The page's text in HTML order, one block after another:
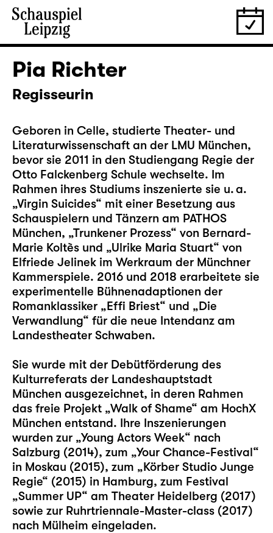
Pia Richter
Regisseurin
Geboren in Celle, studierte Theater- und
Literaturwissenschaft an der LMU München,
bevor sie 2011 in den Studiengang Regie der
Otto Falckenberg Schule wechselte. Im
Rahmen ihres Studiums inszenierte sie u. a.
„Virgin Suicides“ mit einer Besetzung aus
Schauspielern und Tänzern am PATHOS
München, „Trunkener Prozess“ von Bernard-
Marie Koltès und „Ulrike Maria Stuart“ von
Elfriede Jelinek im Werkraum der Münchner
Kammerspiele. 2016 und 2018 erarbeitete sie
experimentelle Bühnenadaptionen der
Romanklassiker „Effi Briest“ und „Die
Verwandlung“ für die neue Intendanz am
Landestheater Schwaben.
Sie wurde mit der Debütförderung des
Kulturreferats der Landeshauptstadt
München ausgezeichnet, in deren Rahmen
das freie Projekt „Walk of Shame“ am HochX
München entstand. Ihre Inszenierungen
wurden zur „Young Actors Week“ nach
Salzburg (2014), zum „Your Chance-Festival“
in Moskau (2015), zum „Körber Studio Junge
Regie“ (2015) in Hamburg, zum Festival
„Summer UP“ am Theater Heidelberg (2017)
sowie zur Ruhrtriennale-Master-class (2017)
nach Mülheim eingeladen.